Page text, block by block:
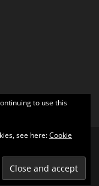
από
to use this
see here:Cookie